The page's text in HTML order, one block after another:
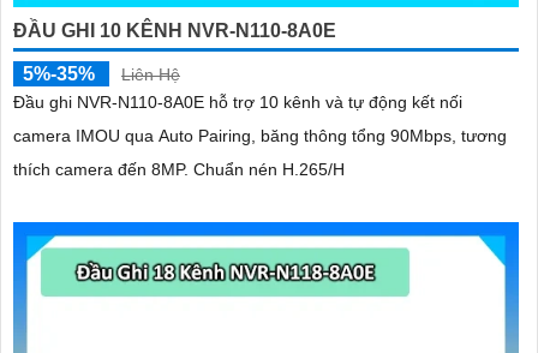
ĐẦU GHI 10 KÊNH NVR-N110-8A0E
5%-35%
Liên Hệ
Đầu ghi NVR-N110-8A0E hỗ trợ 10 kênh và tự động kết nối
camera IMOU qua Auto Pairing, băng thông tổng 90Mbps, tương
thích camera đến 8MP. Chuẩn nén H.265/H